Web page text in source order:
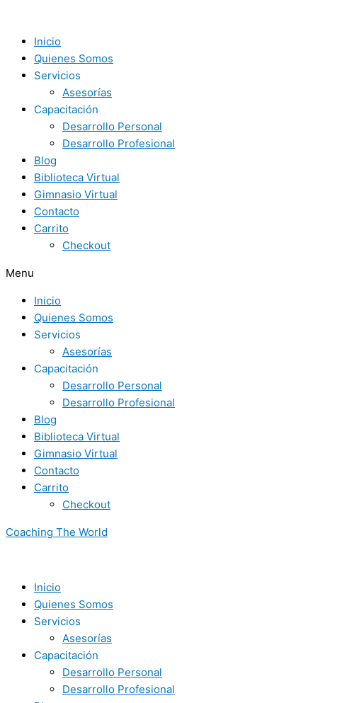
contenido
Inicio
Quienes Somos
Servicios
Asesorías
Capacitación
Desarrollo Personal
Desarrollo Profesional
Blog
Biblioteca Virtual
Gimnasio Virtual
Contacto
Carrito
Checkout
Menu
Inicio
Quienes Somos
Servicios
Asesorías
Capacitación
Desarrollo Personal
Desarrollo Profesional
Blog
Biblioteca Virtual
Gimnasio Virtual
Contacto
Carrito
Checkout
Coaching The World
Inicio
Quienes Somos
Servicios
Asesorías
Capacitación
Desarrollo Personal
Desarrollo Profesional
Una
Nueva
Barrera
Roma.